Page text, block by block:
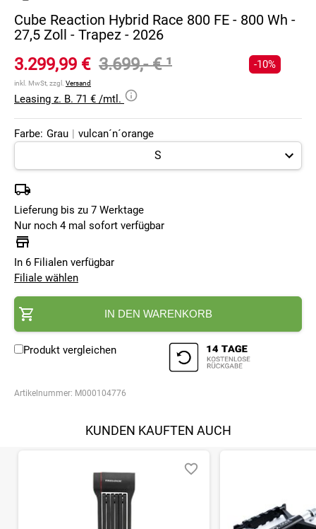
Cube Reaction Hybrid Race 800 FE - 800 Wh -
27,5 Zoll - Trapez - 2026
3.299,99 € 3.699,- €¹
inkl. MwSt, zzgl. Versand
-10%
Leasing z. B. 71 € /mtl.
Farbe: Grau | vulcan´n´orange
Lieferung bis zu 7 Werktage
Nur noch 4 mal sofort verfügbar
In 6 Filialen verfügbar
Filiale wählen
IN DEN WARENKORB
Produkt vergleichen
Artikelnummer: M000104776
KUNDEN KAUFTEN AUCH